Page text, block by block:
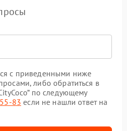
с приведенными ниже
либо обратиться в
по следующему
83 если не нашли ответ на